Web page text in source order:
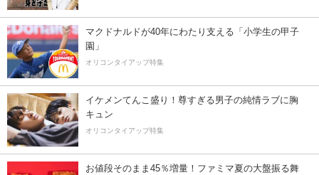
マクドナルドが40年にわたり支える「小学生の甲子
園」
オリコンタイアップ特集
イケメンてんこ盛り！尊すぎる男子の純情ラブに胸
キュン
オリコンタイアップ特集
お値段そのまま45％増量！ファミマ夏の大盤振る舞